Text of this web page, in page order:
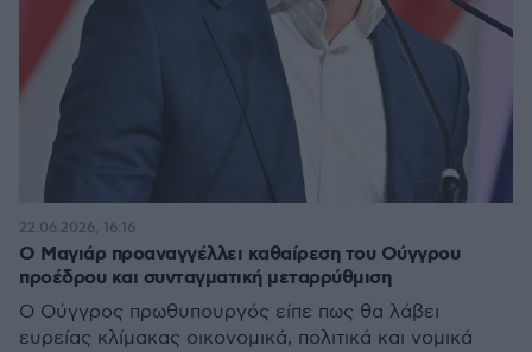
Ο Μαγιάρ προαναγγέλλει καθαίρεση του Ούγγρου
προέδρου και συνταγματική μεταρρύθμιση
Ο Ούγγρος πρωθυπουργός είπε πως θα λάβει
ευρείας κλίμακας οικονομικά, πολιτικά και νομικά
22.06.2026, 16:16